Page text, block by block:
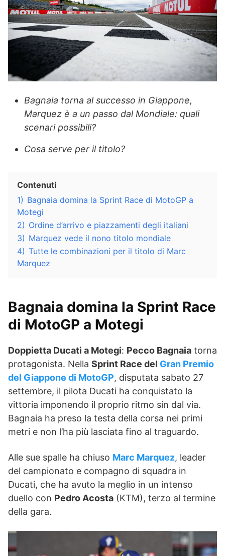
Bagnaia torna al successo in Giappone,
Marquez è a un passo dal Mondiale: quali
scenari possibili?
Cosa serve per il titolo?
Contenuti
1) Bagnaia domina la Sprint Race di MotoGP a
Motegi
2) Ordine d’arrivo e piazzamenti degli italiani
3) Marquez vede il nono titolo mondiale
4) Tutte le combinazioni per il titolo di Marc
Marquez
Bagnaia domina la Sprint Race
di MotoGP a Motegi
Doppietta Ducati a Motegi: Pecco Bagnaia torna
protagonista. Nella Sprint Race del Gran Premio
del Giappone di MotoGP, disputata sabato 27
settembre, il pilota Ducati ha conquistato la
vittoria imponendo il proprio ritmo sin dal via.
Bagnaia ha preso la testa della corsa nei primi
metri e non l’ha più lasciata fino al traguardo.
Alle sue spalle ha chiuso Marc Marquez, leader
del campionato e compagno di squadra in
Ducati, che ha avuto la meglio in un intenso
duello con Pedro Acosta (KTM), terzo al termine
della gara.